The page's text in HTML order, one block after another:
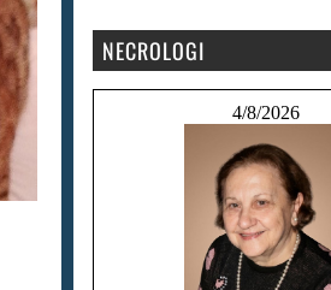
NECROLOGI
4/8/2026